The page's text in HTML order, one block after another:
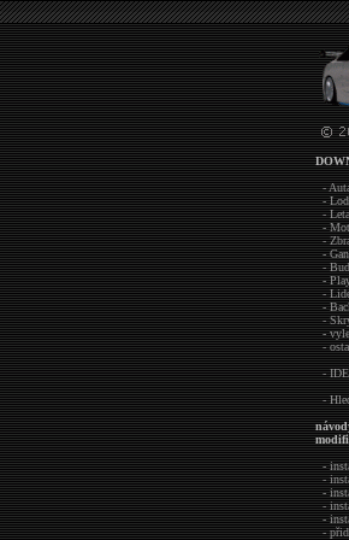
-
-
-
-
-
-
-
-
-
-
-
-
-
-
-
-
-
-
-
-
-